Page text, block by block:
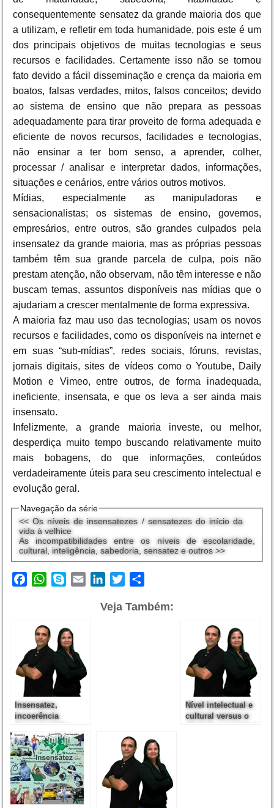
consequentemente sensatez da grande maioria dos que
a utilizam, e refletir em toda humanidade, pois este é um
dos principais objetivos de muitas tecnologias e seus
recursos e facilidades. Certamente isso não se tornou
fato devido a fácil disseminação e crença da maioria em
boatos, falsas verdades, mitos, falsos conceitos; devido
ao sistema de ensino que não prepara as pessoas
adequadamente para tirar proveito de forma adequada e
eficiente de novos recursos, facilidades e tecnologias,
não ensinar a ter bom senso, a aprender, colher,
processar / analisar e interpretar dados, informações,
situações e cenários, entre vários outros motivos.
Mídias, especialmente as manipuladoras e
sensacionalistas; os sistemas de ensino, governos,
empresários, entre outros, são grandes culpados pela
insensatez da grande maioria, mas as próprias pessoas
também têm sua grande parcela de culpa, pois não
prestam atenção, não observam, não têm interesse e não
buscam temas, assuntos disponíveis nas mídias que o
ajudariam a crescer mentalmente de forma expressiva.
A maioria faz mau uso das tecnologias; usam os novos
recursos e facilidades, como os disponíveis na internet e
em suas “sub-mídias”, redes sociais, fóruns, revistas,
jornais digitais, sites de vídeos como o Youtube, Daily
Motion e Vimeo, entre outros, de forma inadequada,
ineficiente, insensata, e que os leva a ser ainda mais
insensato.
Infelizmente, a grande maioria investe, ou melhor,
desperdiça muito tempo buscando relativamente muito
mais bobagens, do que informações, conteúdos
verdadeiramente úteis para seu crescimento intelectual e
evolução geral.
Navegação da série
<< Os níveis de insensatezes / sensatezes do início da
vida à velhice
As incompatibilidades entre os níveis de escolaridade,
cultural, inteligência, sabedoria, sensatez e outros >>
FacebookWhatsApp
Skype Email LinkedInTwitter
Veja Também:
Insensatez,
incoerência
subconsciente
Nível intelectual e
cultural versus o